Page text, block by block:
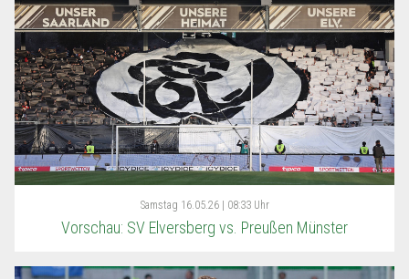
Samstag 16.05.26 | 08:33 Uhr
Vorschau: SV Elversberg vs. Preußen Münster